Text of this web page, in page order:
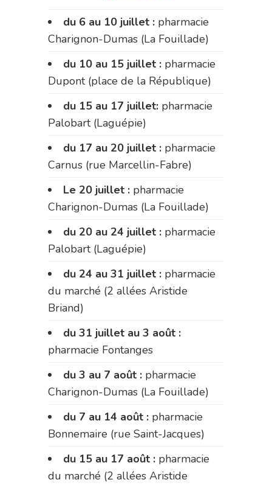
du 6 au 10 juillet : pharmacie
Charignon-Dumas (La Fouillade)
du 10 au 15 juillet : pharmacie
Dupont (place de la République)
du 15 au 17 juillet: pharmacie
Palobart (Laguépie)
du 17 au 20 juillet : pharmacie
Carnus (rue Marcellin-Fabre)
Le 20 juillet : pharmacie
Charignon-Dumas (La Fouillade)
du 20 au 24 juillet : pharmacie
Palobart (Laguépie)
du 24 au 31 juillet : pharmacie
du marché (2 allées Aristide
Briand)
du 31 juillet au 3 août :
pharmacie Fontanges
du 3 au 7 août : pharmacie
Charignon-Dumas (La Fouillade)
du 7 au 14 août : pharmacie
Bonnemaire (rue Saint-Jacques)
du 15 au 17 août : pharmacie
du marché (2 allées Aristide